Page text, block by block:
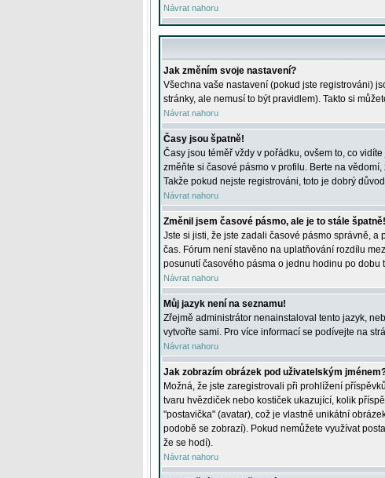
Návrat nahoru
Jak změním svoje nastavení?
Všechna vaše nastavení (pokud jste registrováni)
stránky, ale nemusí to být pravidlem). Takto si
Návrat nahoru
Časy jsou špatně!
Časy jsou téměř vždy v pořádku, ovšem to, co
změňte si časové pásmo v profilu. Berte na
Takže pokud nejste registrováni, toto je dobrý
Návrat nahoru
Změnil jsem časové pásmo, ale je to stále špatně!
Jste si jisti, že jste zadali časové pásmo správně,
čas. Fórum není stavěno na uplatňování rozdílu
posunutí časového pásma o jednu hodinu po dobu
Návrat nahoru
Můj jazyk není na seznamu!
Zřejmě administrátor nenainstaloval tento jazyk,
vytvořte sami. Pro více informací se podívejte na
Návrat nahoru
Jak zobrazím obrázek pod uživatelským
Možná, že jste zaregistrovali při prohlížení
tvaru hvězdiček nebo kostiček ukazující, kolik
"postavička" (avatar), což je vlastně unikátní
podobě se zobrazí). Pokud nemůžete využívat
že se hodí).
Návrat nahoru